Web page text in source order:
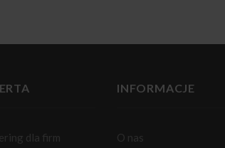
dla firm
INFORMACJE
O nas